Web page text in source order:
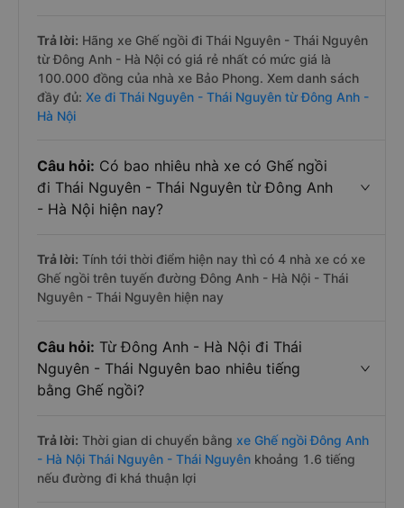
Trả lời: Hãng xe Ghế ngồi đi Thái Nguyên - Thái Nguyên
từ Đông Anh - Hà Nội có giá rẻ nhất có mức giá là
100.000 đồng của nhà xe Bảo Phong. Xem danh sách
đầy đủ: Xe đi Thái Nguyên - Thái Nguyên từ Đông Anh -
Hà Nội
Câu hỏi: Có bao nhiêu nhà xe có Ghế ngồi
đi Thái Nguyên - Thái Nguyên từ Đông Anh
- Hà Nội hiện nay?
Trả lời: Tính tới thời điểm hiện nay thì có 4 nhà xe có xe
Ghế ngồi trên tuyến đường Đông Anh - Hà Nội - Thái
Nguyên - Thái Nguyên hiện nay
Câu hỏi: Từ Đông Anh - Hà Nội đi Thái
Nguyên - Thái Nguyên bao nhiêu tiếng
bằng Ghế ngồi?
Trả lời: Thời gian di chuyển bằng xe Ghế ngồi Đông Anh
- Hà Nội Thái Nguyên - Thái Nguyên khoảng 1.6 tiếng
nếu đường đi khá thuận lợi